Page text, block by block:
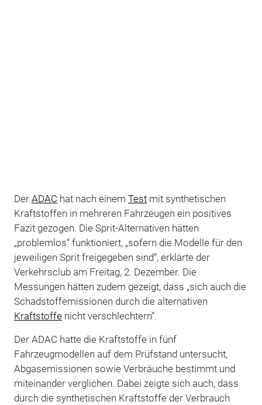
Der ADAC hat nach einem Testmit synthetischen
Kraftstoffen in mehreren Fahrzeugen ein positives
Fazit gezogen. Die Sprit-Alternativen hätten
„problemlos“ funktioniert, „sofern die Modelle für den
jeweiligen Sprit freigegeben sind“, erklärte der
Verkehrsclub am Freitag, 2. Dezember. Die
Messungen hätten zudem gezeigt, dass „sich auch die
Schadstoffemissionen durch die alternativen
Kraftstoffenicht verschlechtern“.
Der ADAC hatte die Kraftstoffe in fünf
Fahrzeugmodellen auf dem Prüfstand untersucht,
Abgasemissionen sowie Verbräuche bestimmt und
miteinander verglichen. Dabei zeigte sich auch, dass
durch die synthetischen Kraftstoffe der Verbrauch